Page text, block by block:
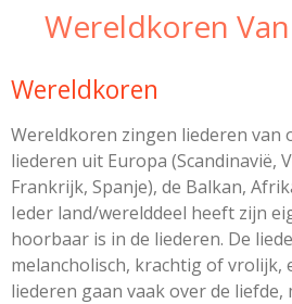
de
hoofdinhoud
Wereldkoren
Wereldkoren
Wereldkoren zingen liederen van
liederen uit Europa (Scandinavië,
Frankrijk, Spanje), de Balkan,
Ieder land/werelddeel heeft zijn
hoorbaar is in de liederen. De
melancholisch, krachtig of vrolijk,
liederen gaan vaak over de liefde,